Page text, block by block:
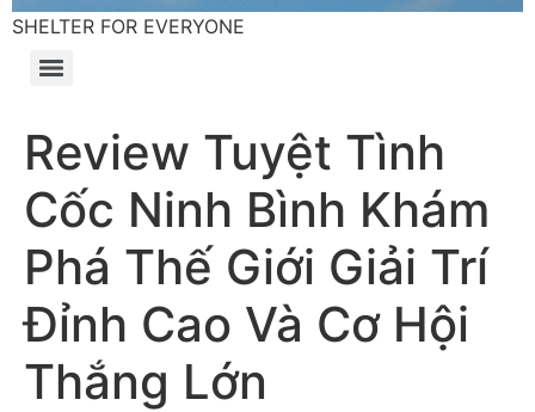
SHELTER FOR EVERYONE
Review Tuyệt Tình
Cốc Ninh Bình Khám
Phá Thế Giới Giải Trí
Đỉnh Cao Và Cơ Hội
Thắng Lớn